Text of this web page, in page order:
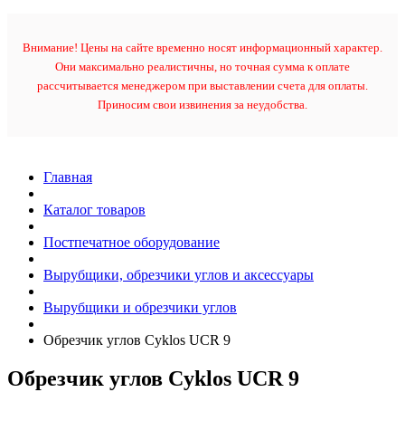
Внимание! Цены на сайте временно носят информационный характер.
Они максимально реалистичны, но точная сумма к оплате
рассчитывается менеджером при выставлении счета для оплаты.
Приносим свои извинения за неудобства.
Главная
Каталог товаров
Постпечатное оборудование
Вырубщики, обрезчики углов и аксессуары
Вырубщики и обрезчики углов
Обрезчик углов Cyklos UCR 9
Обрезчик углов Cyklos UCR 9